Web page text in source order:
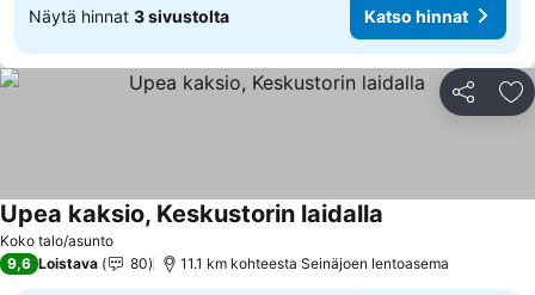
Näytä hinnat 3 sivustolta Katso hinnat
Jaa
Koko talo/asunto
Upea kaksio, Keskustorin laidalla
9,6 Loistava 80 11.1 km kohteesta Seinäjoen lentoasema